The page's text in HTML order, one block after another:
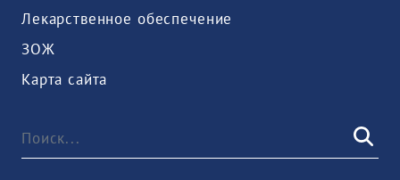
Лекарственное обеспечение
ЗОЖ
Карта сайта